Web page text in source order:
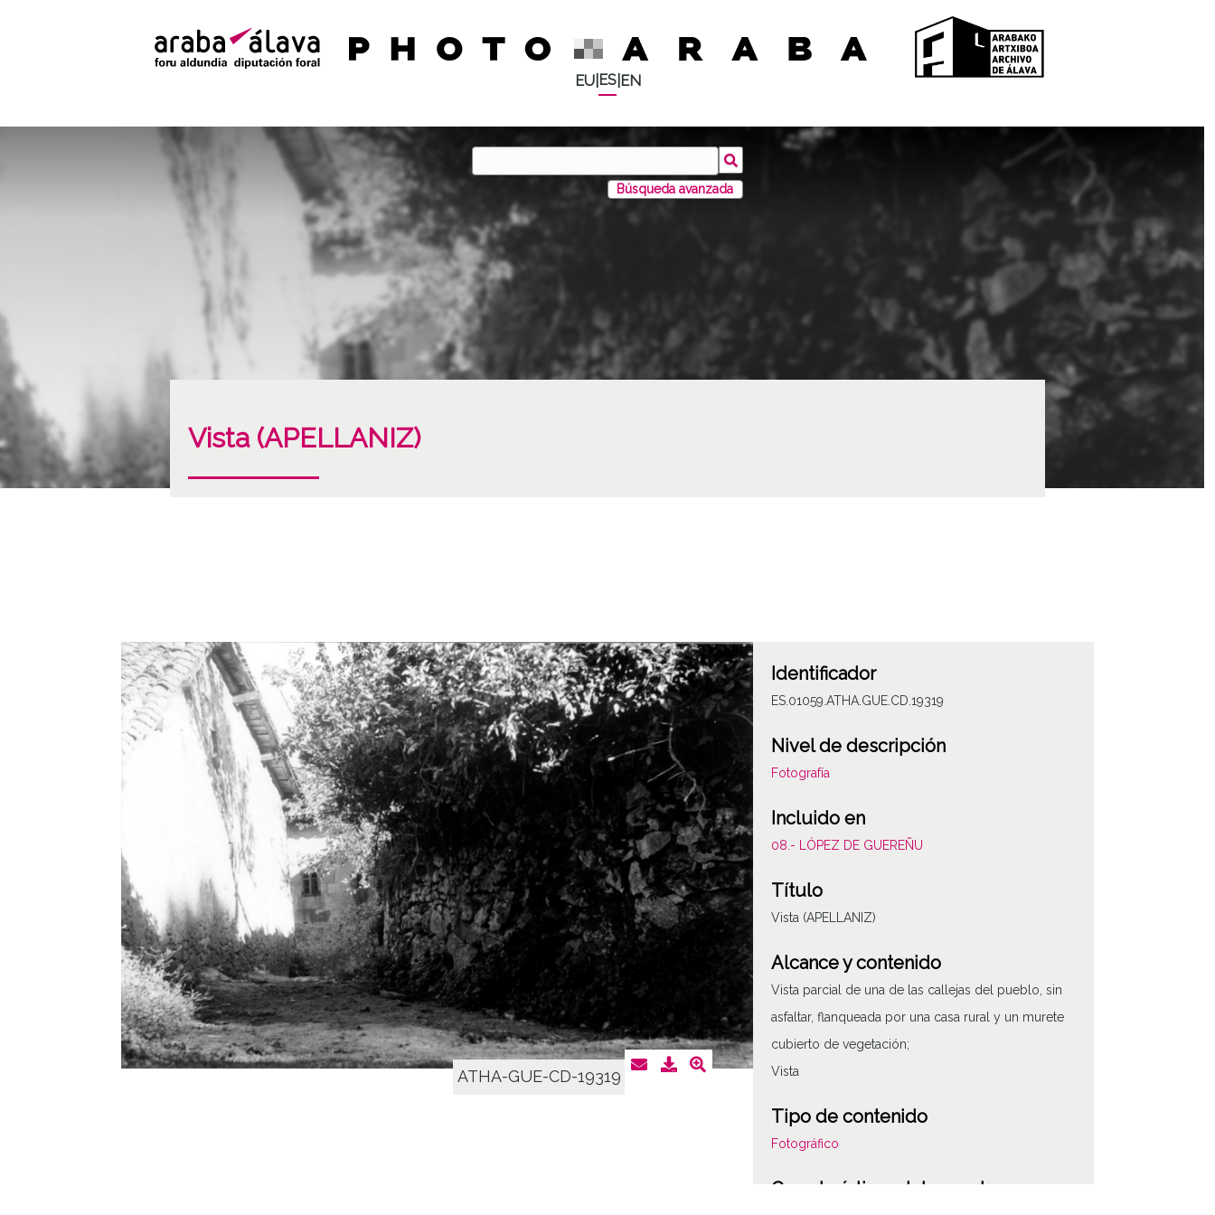
EU| ES| EN
Búsqueda avanzada
Vista (APELLANIZ)
ATHA-GUE-CD-19319
Identificador
ES.01059.ATHA.GUE.CD.19319
Nivel de descripción
Fotografía
Incluido en
08.- LÓPEZ DE GUEREÑU
Título
Vista (APELLANIZ)
Alcance y contenido
Vista parcial de una de las callejas del pueblo, sin
asfaltar, flanqueada por una casa rural y un murete
cubierto de vegetación;
Vista
Tipo de contenido
Fotográfico
Características del soporte